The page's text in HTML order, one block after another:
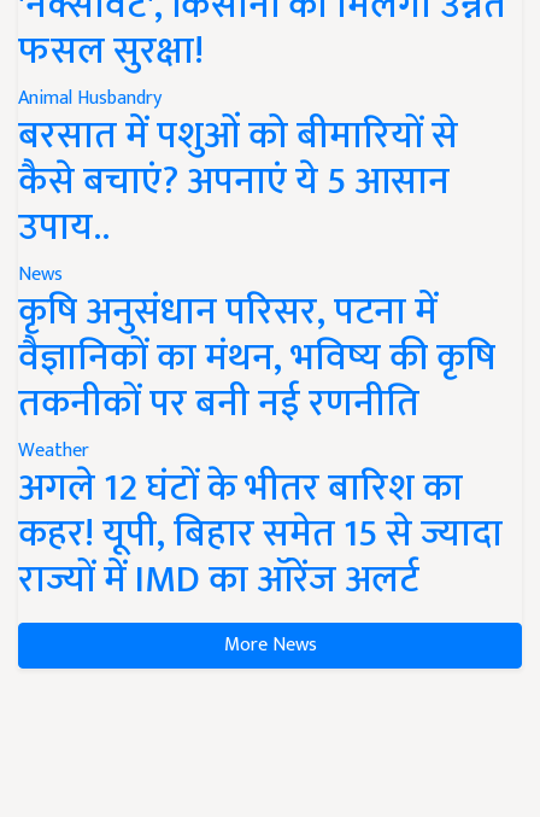
फसल सुरक्षा!
Animal Husbandry
बरसात में पशुओं को बीमारियों से
कैसे बचाएं? अपनाएं ये 5 आसान
उपाय..
News
कृषि अनुसंधान परिसर, पटना में
वैज्ञानिकों का मंथन, भविष्य की कृषि
तकनीकों पर बनी नई रणनीति
Weather
अगले 12 घंटों के भीतर बारिश का
कहर! यूपी, बिहार समेत 15 से ज्यादा
राज्यों में IMD का ऑरेंज अलर्ट
More News